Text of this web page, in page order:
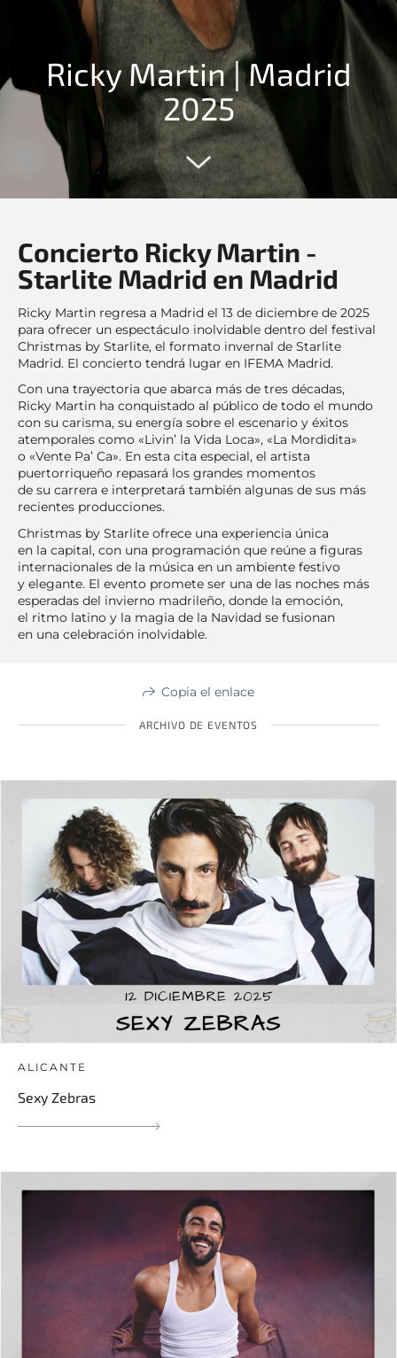
Ricky Martin | Madrid
2025
Concierto Ricky Martin -
Starlite Madrid en Madrid
Ricky Martin regresa a Madrid el 13 de diciembre de 2025
para ofrecer un espectáculo inolvidable dentro del festival
Christmas by Starlite, el formato invernal de Starlite
Madrid. El concierto tendrá lugar en IFEMA Madrid.
Con una trayectoria que abarca más de tres décadas,
Ricky Martin ha conquistado al público de todo el mundo
con su carisma, su energía sobre el escenario y éxitos
atemporales como «Livin’ la Vida Loca», «La Mordidita»
o «Vente Pa’ Ca». En esta cita especial, el artista
puertorriqueño repasará los grandes momentos
de su carrera e interpretará también algunas de sus más
recientes producciones.
Christmas by Starlite ofrece una experiencia única
en la capital, con una programación que reúne a figuras
internacionales de la música en un ambiente festivo
y elegante. El evento promete ser una de las noches más
esperadas del invierno madrileño, donde la emoción,
el ritmo latino y la magia de la Navidad se fusionan
en una celebración inolvidable.
Copia el enlace
ARCHIVO DE EVENTOS
ALICANTE
Sexy Zebras